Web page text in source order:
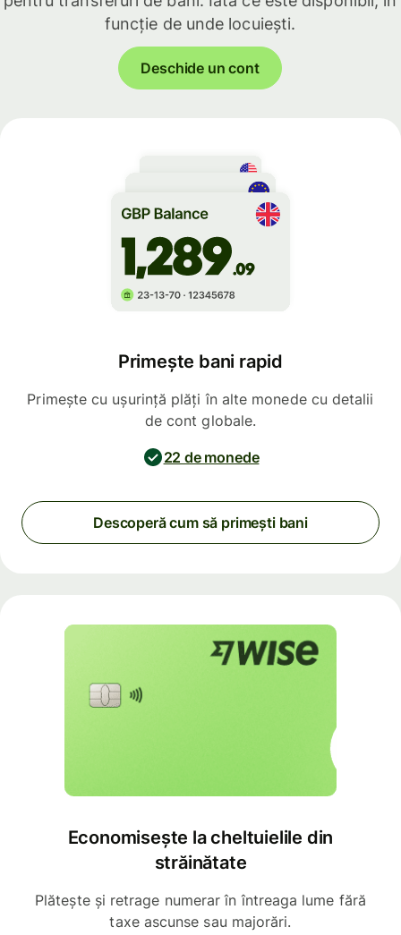
funcție de unde locuiești.
Deschide un cont
Primește bani rapid
Primește cu ușurință plăți în alte monede cu detalii
de cont globale.
22 de monede
Descoperă cum să primești bani
Economisește la cheltuielile din
străinătate
Plătește și retrage numerar în întreaga lume fără
taxe ascunse sau majorări.